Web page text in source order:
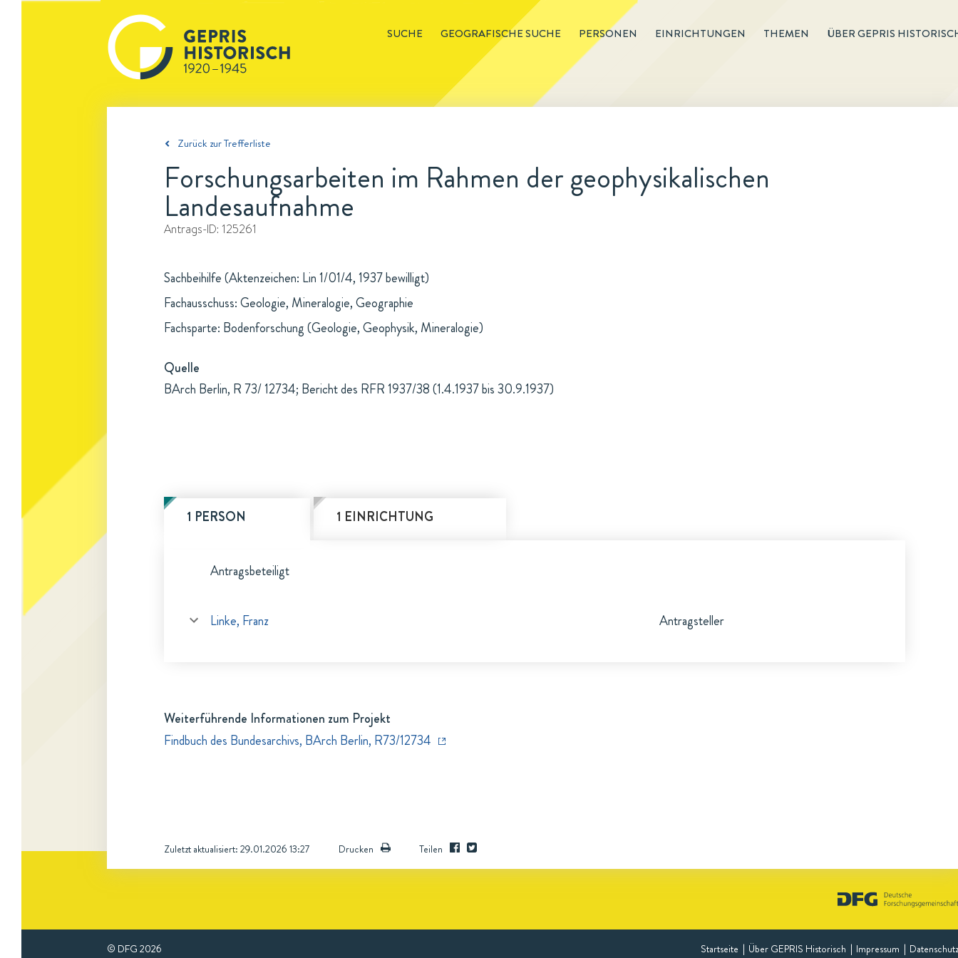
SUCHE GEOGRAFISCHE SUCHE PERSONEN EINRICHTUNGEN THEMEN ÜBER GEPRIS
Zurück zur Trefferliste
Forschungsarbeiten im Rahmen der geophysikalischen
Landesaufnahme
Antrags-ID: 125261
Sachbeihilfe (Aktenzeichen: Lin 1/01/4, 1937 bewilligt)
Fachausschuss: Geologie, Mineralogie, Geographie
Fachsparte: Bodenforschung (Geologie, Geophysik, Mineralogie)
Quelle
BArch Berlin, R 73/ 12734; Bericht des RFR 1937/38 (1.4.1937 bis 30.9.1937)
1 PERSON 1 EINRICHTUNG
Antragsbeteiligt
Linke, Franz Antragsteller
Weiterführende Informationen zum Projekt
Findbuch des Bundesarchivs, BArch Berlin, R73/12734
Zuletzt aktualisiert: 29.01.2026 13:27 Drucken Teilen
© DFG 2026 Startseite Über GEPRIS Historisch Impressum Datenschutz